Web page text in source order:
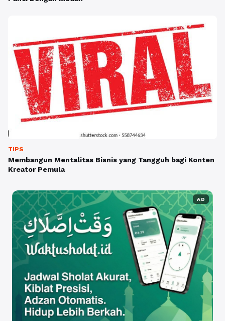
TIPS
Membangun Mentalitas Bisnis yang Tangguh bagi Konten
Kreator Pemula
AD